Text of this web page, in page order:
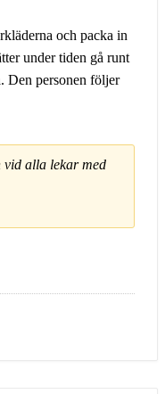
och packa in
under tiden gå runt
Den personen följer
vid alla lekar med